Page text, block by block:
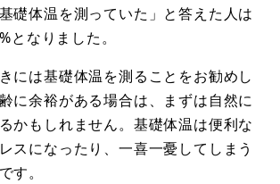
礎体温を測っていた」と答えた人は
となりました。
には基礎体温を測ることをお勧めし
に余裕がある場合は、まずは自然に
かもしれません。基礎体温は便利な
スになったり、一喜一憂してしまう
す。